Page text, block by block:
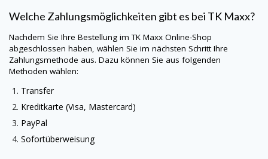
Welche Zahlungsmöglichkeiten gibt es bei TK Maxx?
Nachdem Sie Ihre Bestellung im TK Maxx Online-Shop
abgeschlossen haben, wählen Sie im nächsten Schritt Ihre
Zahlungsmethode aus. Dazu können Sie aus folgenden
Methoden wählen:
Transfer
Kreditkarte (Visa, Mastercard)
PayPal
Sofortüberweisung